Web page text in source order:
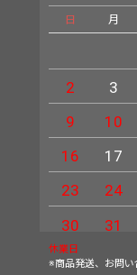
日 月
2
3
9
10
16
17
23
24
30
31
休業日
※商品発送、お問い